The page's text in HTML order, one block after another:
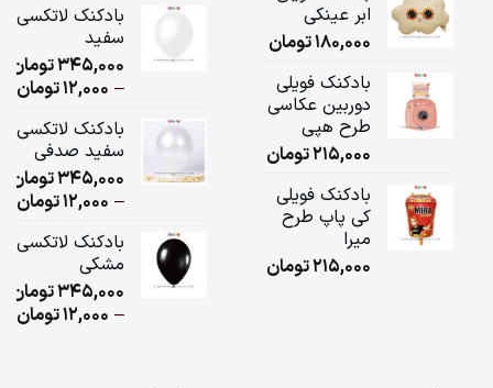
ابر عینکی
180,000تومان
بادکنک فویلی
دوربین عکاسی
طرح هپی
215,000تومان
بادکنک فویلی
کی پاپ طرح
میرا
215,000تومان
بادکنک لاتکسی
سفید
345,000تومان
–
12,000تومان
بادکنک لاتکسی
سفید صدفی
345,000تومان
–
12,000تومان
بادکنک لاتکسی
مشکی
345,000تومان
–
12,000تومان